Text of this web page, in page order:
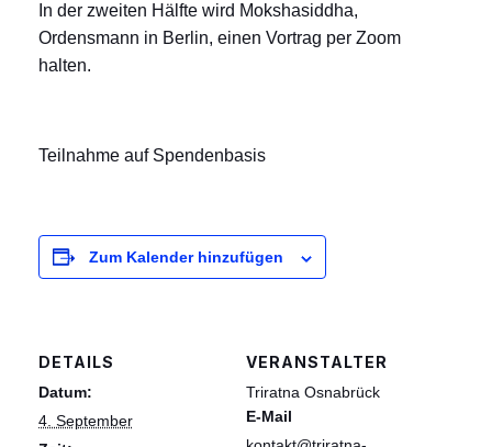
In der zweiten Hälfte wird Mokshasiddha,
Ordensmann in Berlin, einen Vortrag per Zoom
halten.
Teilnahme auf Spendenbasis
Zum Kalender hinzufügen
DETAILS
Datum:
4. September
VERANSTALTER
Triratna Osnabrück
E-Mail